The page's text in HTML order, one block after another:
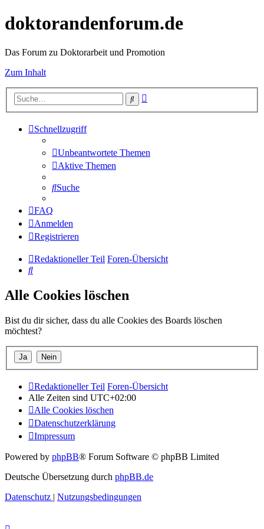
doktorandenforum.de
Das Forum zu Doktorarbeit und Promotion
Zum Inhalt
Suche
Schnellzugriff
Unbeantwortete Themen
Aktive Themen
Suche
FAQ
Anmelden
Registrieren
Redaktioneller Teil Foren-Übersicht
Suche
Alle Cookies löschen
Bist du dir sicher, dass du alle Cookies des Boards löschen
möchtest?
Redaktioneller Teil Foren-Übersicht
Alle Zeiten sind UTC+02:00
Alle Cookies löschen
Datenschutzerklärung
Impressum
Powered by phpBB® Forum Software © phpBB Limited
Deutsche Übersetzung durch phpBB.de
Datenschutz | Nutzungsbedingungen